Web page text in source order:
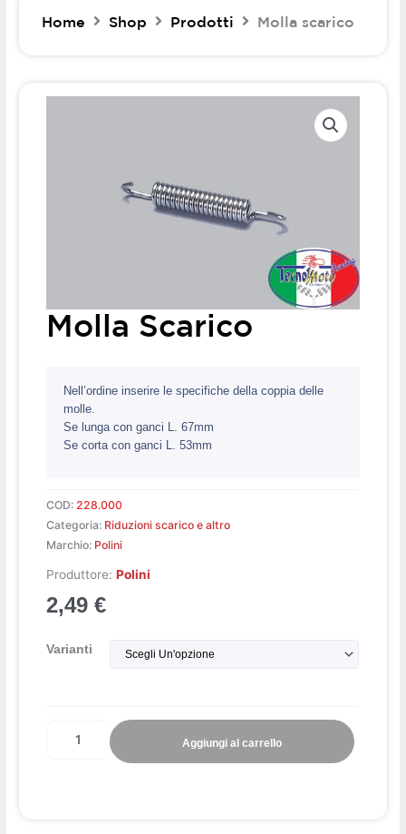
Home Shop Prodotti Molla scarico
Molla Scarico
Nell’ordine inserire le specifiche della coppia delle
molle.
Se lunga con ganci L. 67mm
Se corta con ganci L. 53mm
COD:228.000
Categoria: Riduzioni scarico e altro
Marchio: Polini
Produttore:Polini
2,49€
Varianti
Molla
Aggiungi al carrello